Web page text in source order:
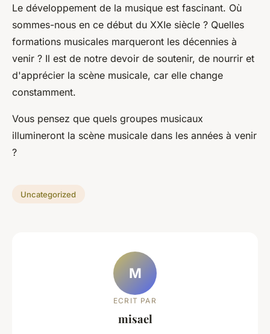
Le développement de la musique est fascinant. Où
sommes-nous en ce début du XXIe siècle ? Quelles
formations musicales marqueront les décennies à
venir ? Il est de notre devoir de soutenir, de nourrir et
d'apprécier la scène musicale, car elle change
constamment.
Vous pensez que quels groupes musicaux
illumineront la scène musicale dans les années à venir
?
Uncategorized
M
ECRIT PAR
misael